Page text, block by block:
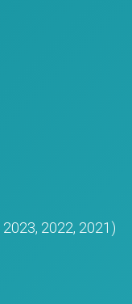
2023, 2022, 2021)